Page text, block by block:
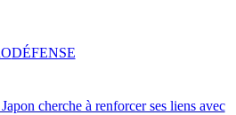
cherche à renforcer ses liens avec
DÉFENSE